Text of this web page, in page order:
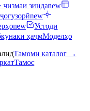
чизмаи зиндаnew
new
new
Устоди
ҳаҷмМоделҳо
Тамоми каталог →
Тамос